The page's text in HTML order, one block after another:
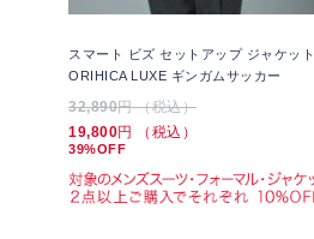
スマート ビズ セットアップ ジャケット
ORIHICA LUXE ギンガムサッカー
32,890円 （税込）
19,800円 （税込）
39%OFF